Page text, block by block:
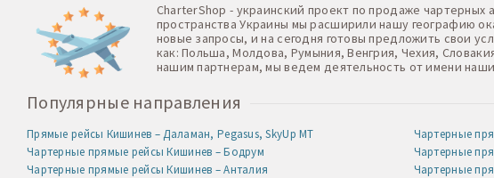
CharterShop - украинский проект по продаже
пространства Украины мы расширили нашу географию
новые запросы, и на сегодня готовы предложить свои
как: Польша, Молдова, Румыния, Венгрия, Чехия,
нашим партнерам, мы ведем деятельность от имени
Популярные направления
Прямые рейсы Кишинев – Даламан, Pegasus, SkyUp MT
Чартерные прямые рейсы Кишинев – Бодрум
Чартерные прямые рейсы Кишинев – Анталия
Чартерные
Чартерные
Чартерные